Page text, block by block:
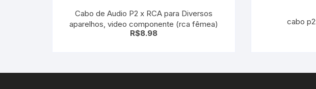
Cabo de Audio P2 x RCA para Diversos
aparelhos, video componente (rca fêmea)
R$8.98